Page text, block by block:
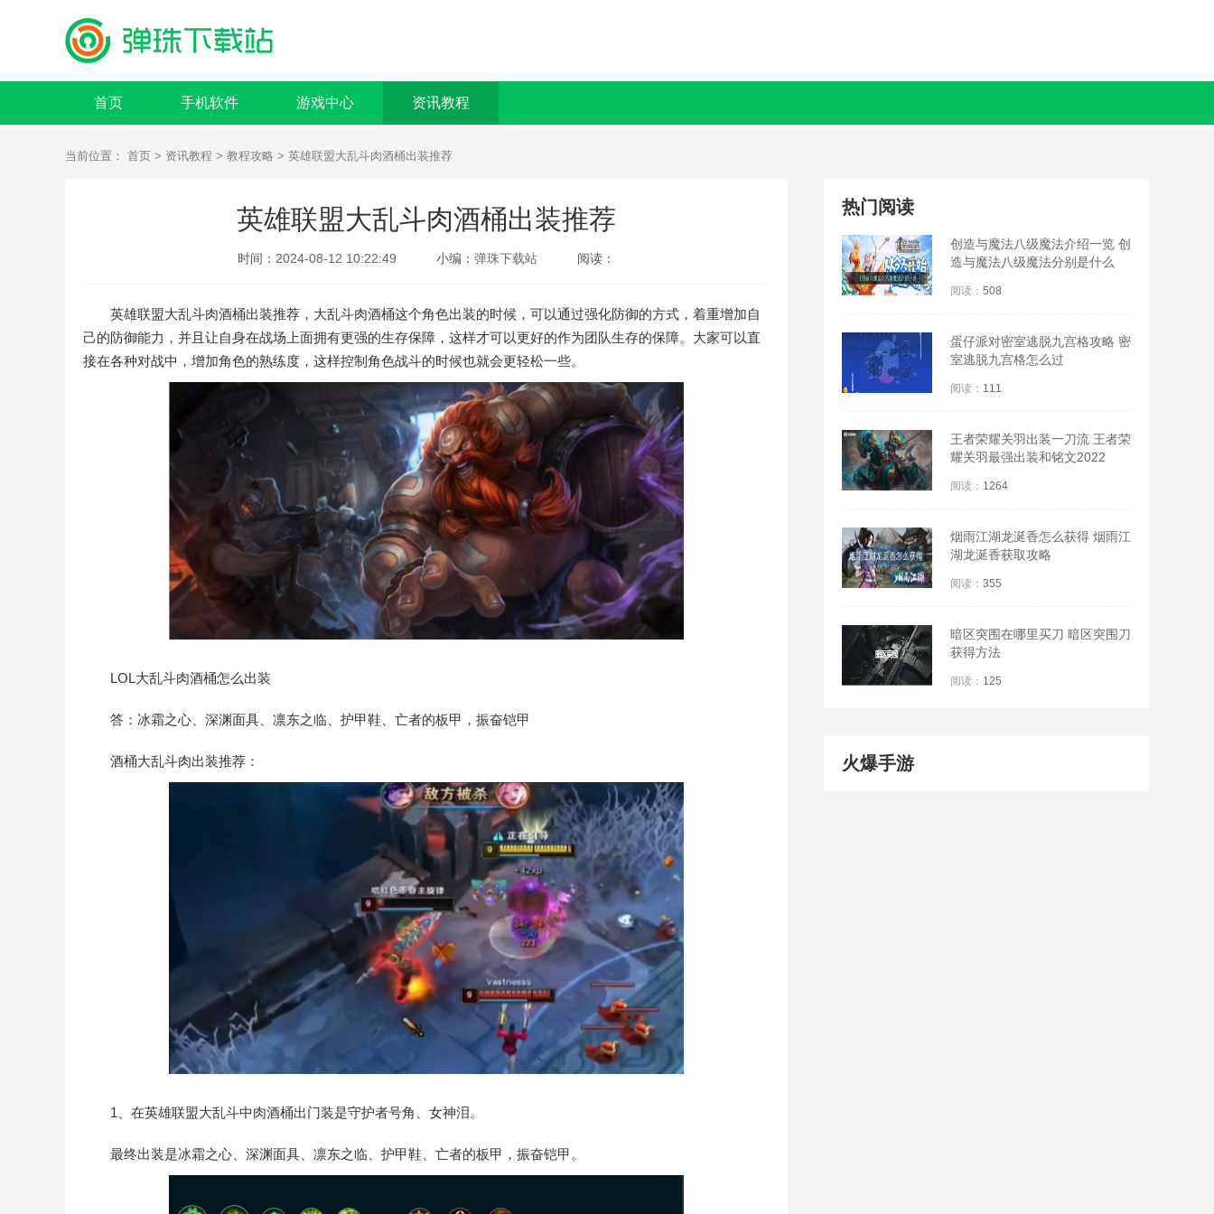
首页 手机软件 游戏中心 资讯教程
当前位置： 首页 > 资讯教程 > 教程攻略 > 英雄联盟大乱斗肉酒桶出装推荐
英雄联盟大乱斗肉酒桶出装推荐
时间： 2024-08-12 10:22:49 小编： 弹珠下载站 阅读：
英雄联盟大乱斗肉酒桶出装推荐，大乱斗肉酒桶这个角色出装的时候，可以通过强化防御的方式，着重增加自
己的防御能力，并且让自身在战场上面拥有更强的生存保障，这样才可以更好的作为团队生存的保障。大家可以直
接在各种对战中，增加角色的熟练度，这样控制角色战斗的时候也就会更轻松一些。
LOL大乱斗肉酒桶怎么出装
答：冰霜之心、深渊面具、凛东之临、护甲鞋、亡者的板甲，振奋铠甲
酒桶大乱斗肉出装推荐：
1、在英雄联盟大乱斗中肉酒桶出门装是守护者号角、女神泪。
最终出装是冰霜之心、深渊面具、凛东之临、护甲鞋、亡者的板甲，振奋铠甲。
热门阅读
创造与魔法八级魔法介绍一览 创
造与魔法八级魔法分别是什么
阅读： 508
蛋仔派对密室逃脱九宫格攻略 密
室逃脱九宫格怎么过
阅读： 111
王者荣耀关羽出装一刀流 王者荣
耀关羽最强出装和铭文2022
阅读： 1264
烟雨江湖龙涎香怎么获得 烟雨江
湖龙涎香获取攻略
阅读： 355
暗区突围在哪里买刀 暗区突围刀
获得方法
阅读： 125
火爆手游